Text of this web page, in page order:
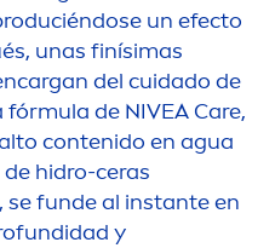
un efecto
unas finísimas
del cuidado de
fórmula de NIVEA Care,
contenido en agua
hidro-ceras
funde al instante en
y